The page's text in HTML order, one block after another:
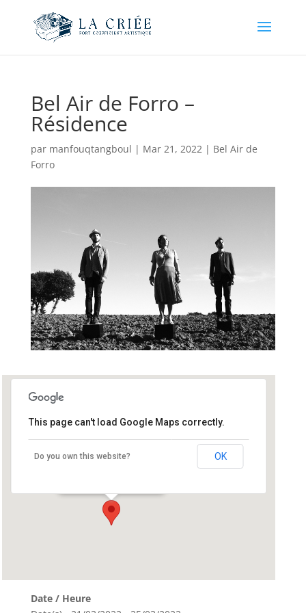
Bel Air de Forro –
Résidence
par manfouqtangboul | Mar 21, 2022| Bel Air de
Forro
La Grande Boutique
This page can't load Google Maps correctly.
Do you own this website? OK
Date / Heure